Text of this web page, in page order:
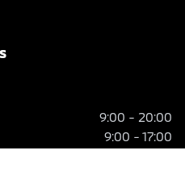
9:00 - 20:00
9:00 - 17:00